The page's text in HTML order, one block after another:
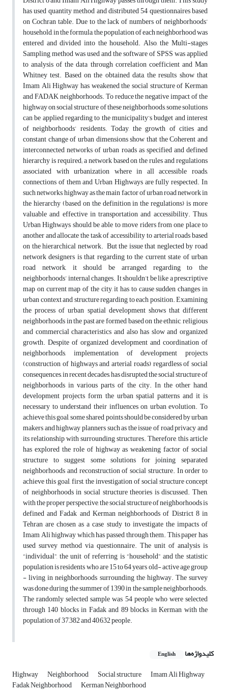
has used quantity method and distributed 54 questionnaires based
on Cochran table. Due to the lack of numbers of neighborhoods’
household, in the formula, the population of each neighborhood was
entered and divided into the household. Also, the Multi-stages
Sampling method was used and the software of SPSS was applied
to analysis of the data through correlation coefficient and Man
Whitney test. Based on the obtained data, the results show that
Imam Ali Highway has weakened the social structure of Kerman
and FADAK neighborhoods. To reduce the negative impact of the
highway on social structure of these neighborhoods, some solutions
can be applied regarding to the municipality’s budget and interest
of neighborhoods’ residents. Today, the growth of cities and
constant change of urban dimensions show that the Coherent and
interconnected networks of urban roads as specified and defined
hierarchy is required; a network based on the rules and regulations
associated with urbanization where in all accessible roads,
connections of them and Urban Highways are fully respected. In
such networks, highway as the main factor of urban road network in
the hierarchy (based on the definition in the regulations) is more
valuable and effective in transportation and accessibility. Thus,
Urban Highways should be able to move riders from one place to
another and allocate the task of accessibility to arterial roads based
on the hierarchical network. But the issue that neglected by road
network designers is that regarding to the current state of urban
road network, it should be arranged regarding to the
neighborhoods’ internal changes. It shouldn’t be like a prescriptive
map on current map of the city, it has to cause sudden changes in
urban context and structure regarding to each position. Examining
the process of urban spatial development shows that different
neighborhoods in the past are formed based on the ethnic, religious
and commercial characteristics and also has slow and organized
growth. Despite of organized development and coordination of
neighborhoods, implementation of development projects
(construction of highways and arterial roads) regardless of social
consequences, in recent decades, has disrupted the social structure of
neighborhoods in various parts of the city. In the other hand,
development projects form the urban spatial patterns and it is
necessary to understand their influences on urban evolution. To
achieve this goal, some shared points should be considered by urban
makers and highway planners such as the issue of road privacy and
its relationship with surrounding structures. Therefore, this article
has explored the role of highway as weakening factor of social
structure to suggest some solutions for joining separated
neighborhoods and reconstruction of social structure. In order to
achieve this goal, first, the investigation of social structure concept
of neighborhoods in social structure theories is discussed. Then,
with the proper perspective, the social structure of neighborhoods is
defined and Fadak and Kerman neighborhoods of District 8 in
Tehran are chosen as a case study to investigate the impacts of
Imam Ali highway which has passed through them. This paper has
used survey method via questionnaire. The unit of analysis is
“individual”, the unit of referring is “household” and the statistic
population is residents who are 15 to 64 years old- active age group
- living in neighborhoods surrounding the highway. The survey
was done during the summer of 1390 in the sample neighborhoods.
The randomly selected sample was 54 people who were selected
through 140 blocks in Fadak and 89 blocks in Kerman with the
population of 37,382 and 40,632 people.
کلیدواژه‌ها English
Highway Neighborhood Social structure Imam Ali Highway
Fadak Neighborhood Kerman Neighborhood